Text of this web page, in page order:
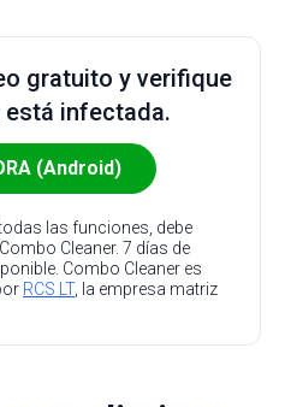
gratuito y verifique
infectada.
(Android)
las funciones, debe
Cleaner. 7 días de
Combo Cleaner es
RCS LT, la empresa matriz